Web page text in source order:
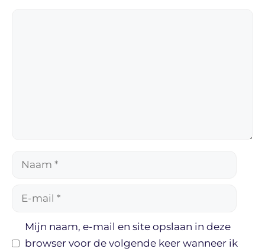
Naam
Mijn naam, e-mail en site opslaan in deze
browser voor de volgende keer wanneer ik